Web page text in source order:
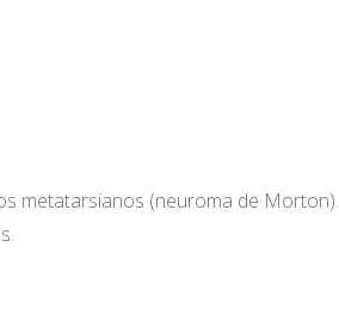
metatarsianos (neuroma de Morton).